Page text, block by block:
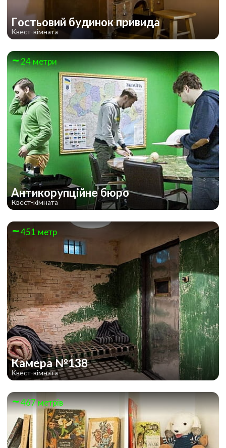
Гостьовий будинок привида
Квест-кімната
24 метри
Антикорупційне бюро
Квест-кімната
451 метр
Камера №138
Квест-кімната
467 метрів